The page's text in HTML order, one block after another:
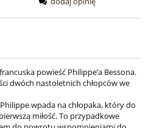
powieść Philippe’a Bessona.
dwóch nastoletnich chłopców we
wpada na chłopaka, który do
miłość. To przypadkowe